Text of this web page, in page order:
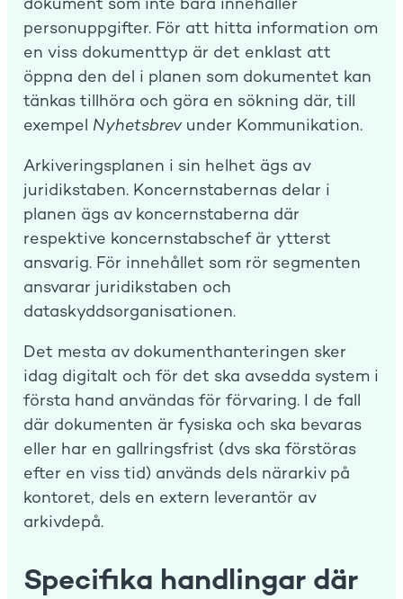
dokument som inte bara innehåller
personuppgifter. För att hitta information om
en viss dokumenttyp är det enklast att
öppna den del i planen som dokumentet kan
tänkas tillhöra och göra en sökning där, till
exempel Nyhetsbrevunder Kommunikation.
Arkiveringsplanen i sin helhet ägs av
juridikstaben. Koncernstabernas delar i
planen ägs av koncernstaberna där
respektive koncernstabschef är ytterst
ansvarig. För innehållet som rör segmenten
ansvarar juridikstaben och
dataskyddsorganisationen.
Det mesta av dokumenthanteringen sker
idag digitalt och för det ska avsedda system i
första hand användas för förvaring. I de fall
där dokumenten är fysiska och ska bevaras
eller har en gallringsfrist (dvs ska förstöras
efter en viss tid) används dels närarkiv på
kontoret, dels en extern leverantör av
arkivdepå.
Specifika handlingar där